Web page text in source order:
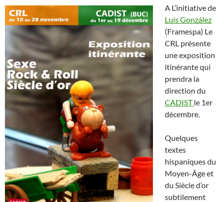
A L’initiative de
Luis González
(Framespa) Le
CRL présente
une exposition
itinérante qui
prendra la
direction du
CADISTle 1er
décembre.
Quelques
textes
hispaniques du
Moyen-Âge et
du Siècle d’or
subtilement